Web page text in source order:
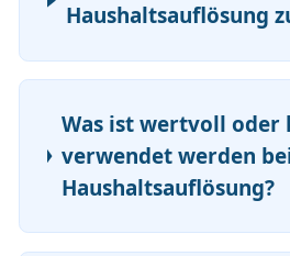
Haushaltsauflösung
Was ist wertvoll oder
verwendet werden
Haushaltsauflösung?